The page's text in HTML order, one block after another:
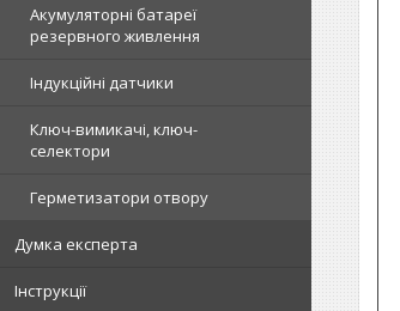
Акумуляторні батареї
резервного живлення
Індукційні датчики
Ключ-вимикачі, ключ-
селектори
Герметизатори отвору
Думка експерта
Інструкції